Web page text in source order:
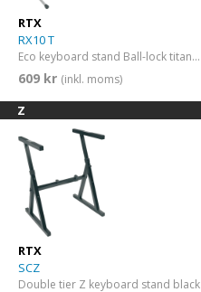
RTX
RX10 T
Eco keyboard stand Ball-lock titanium
609 kr (inkl. moms)
Z
RTX
SCZ
Double tier Z keyboard stand black